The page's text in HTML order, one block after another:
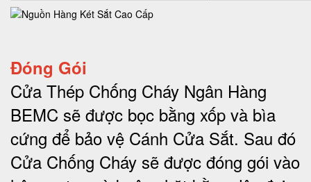
Đóng Gói
Cửa Thép Chống Cháy Ngân Hàng
BEMC sẽ được bọc bằng xốp và bìa
cứng để bảo vệ Cánh Cửa Sắt. Sau đó
Cửa Chống Cháy sẽ được đóng gói vào